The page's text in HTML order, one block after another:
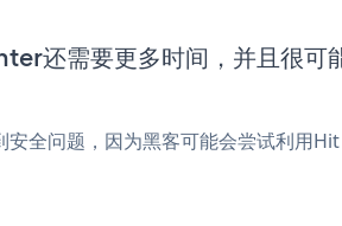
还需要更多时间，并且很可
安全问题，因为黑客可能会尝试利用